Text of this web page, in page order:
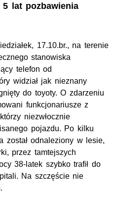
lat pozbawienia
17.10.br., na terenie
stanowiska
telefon od
widział jak nieznany
do toyoty. O zdarzeniu
funkcjonariusze z
niezwłocznie
pojazdu. Po kilku
został odnaleziony w lesie,
przez tamtejszych
38-latek szybko trafił do
Na szczęście nie